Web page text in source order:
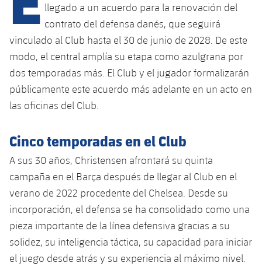
plusicon
más
Instalaciones
Spotify Camp Nou
Estadi Johan Cruyff
Barça Cafe
Ciutat Esportiva
La Masia
plusicon
más
Servicios
Servicios Médicos
plusicon
más
SUB13
SUB12
SUB11 A
SUB11 B
SUB10 A
SUB10 B
SUB9 A
SUB9 B
SUB8 A
SUB13 B
SUB12 C
SUB11 C
Entradas
Gameday Shows
Resultados
Jugadores
Fotos
Historia
Palmarés
Base
Barça Atlètic
Junior
Cadete A
Infantil A
Infantil B
Mini
Campus Verano
PLUSICON
MÁS
Primer Equipo
plusicon
más
Entradas
Clasificaciones
Jugadores
Barça Atlètic
plusicon
más
Calendario
Resultados
Clasificaciones
Jugadores
plusicon
más
Actualidad
Juvenil
Cadete A
Cadete B
PLUSICON
MÁS
Primer equipo
plusicon
más
Actualidad
Calendario
Barça Atlètic
plusicon
más
Actualidad
Base
plusicon
más
llegado a un acuerdo para la renovación del
contrato del defensa danés, que seguirá
vinculado al Club hasta el 30 de junio de 2028. De este
modo, el central amplía su etapa como azulgrana por
dos temporadas más. El Club y el jugador formalizarán
públicamente este acuerdo más adelante en un acto en
las oficinas del Club.
Cinco temporadas en el Club
A sus 30 años, Christensen afrontará su quinta
campaña en el Barça después de llegar al Club en el
verano de 2022 procedente del Chelsea. Desde su
incorporación, el defensa se ha consolidado como una
pieza importante de la línea defensiva gracias a su
solidez, su inteligencia táctica, su capacidad para iniciar
el juego desde atrás y su experiencia al máximo nivel.